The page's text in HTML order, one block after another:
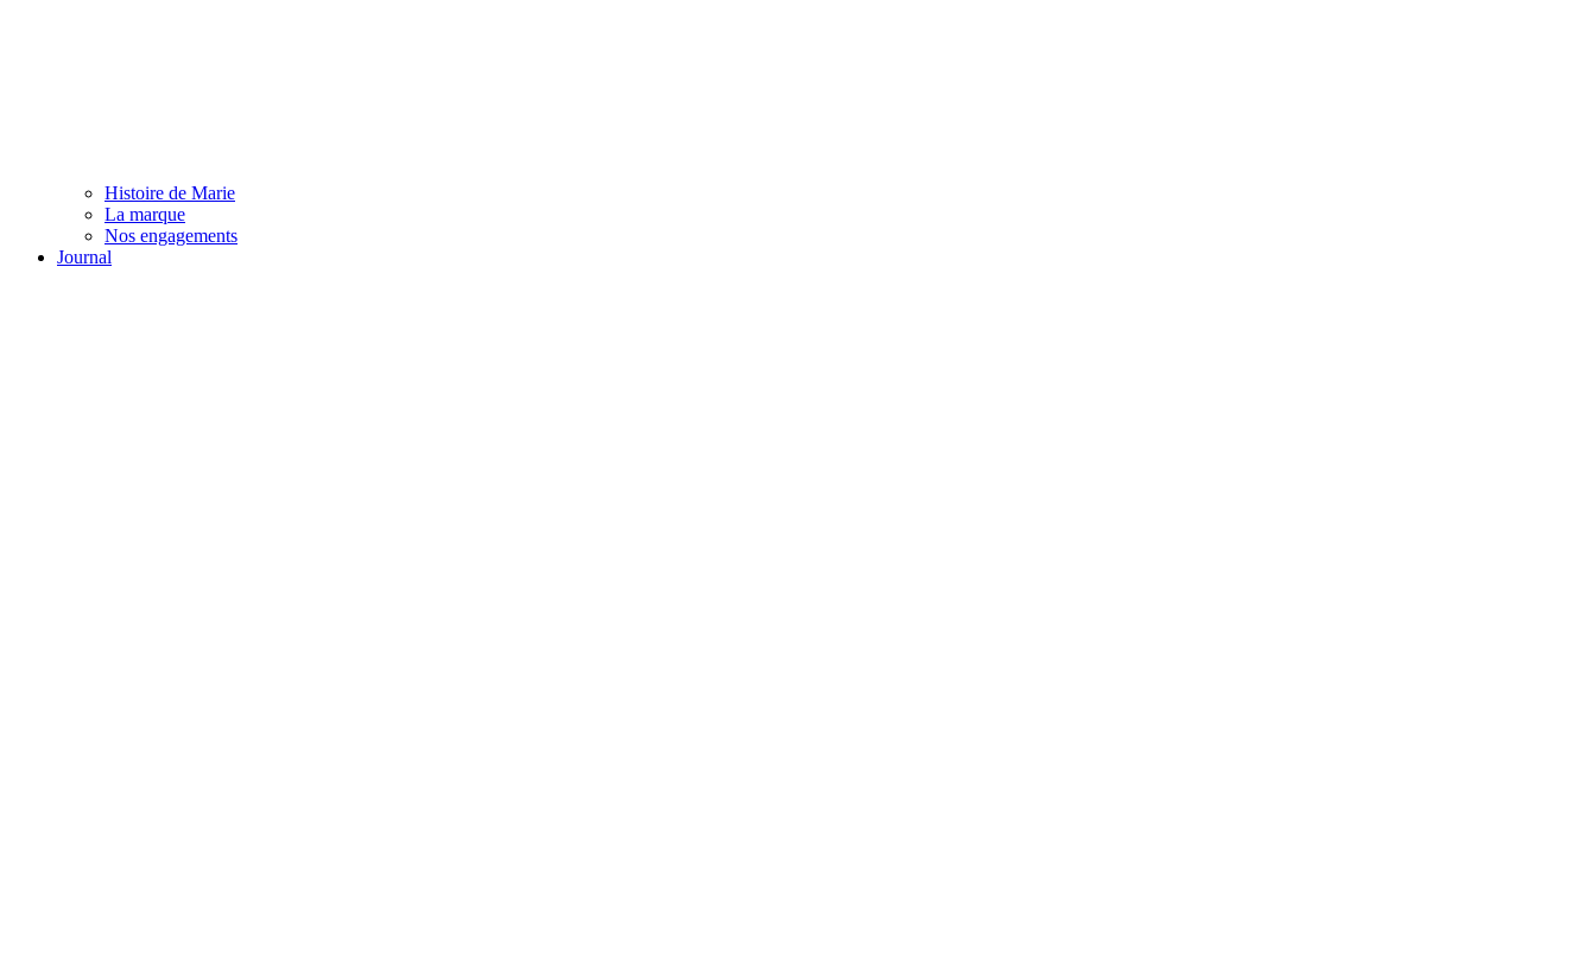
Histoire de Marie
La marque
Nos engagements
Journal